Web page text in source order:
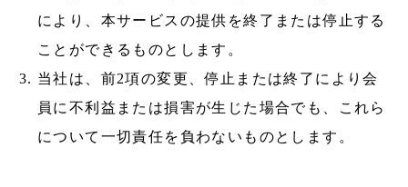
により、本サービスの提供を終了または停止する
ことができるものとします。
当社は、前2項の変更、停止または終了により会
員に不利益または損害が生じた場合でも、これら
について一切責任を負わないものとします。